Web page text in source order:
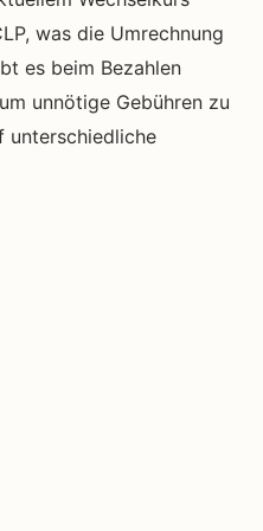
was die Umrechnung
es beim Bezahlen
unnötige Gebühren zu
unterschiedliche